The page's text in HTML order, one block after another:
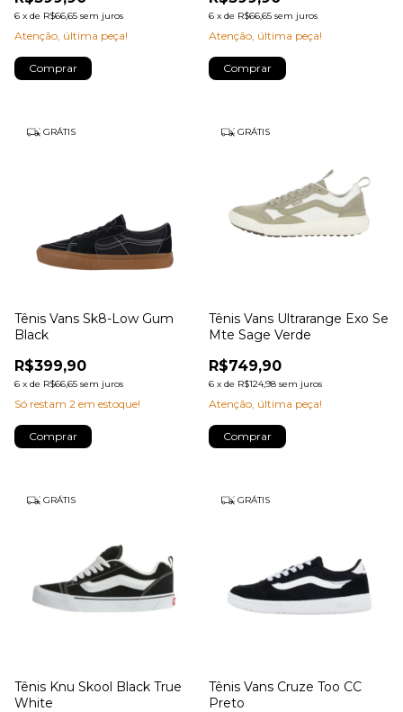
6 x de R$66,65 sem juros
Atenção, última peça!
Comprar
6 x de R$66,65 sem juros
Atenção, última peça!
Comprar
GRÁTIS
Tênis Vans Sk8-Low Gum
Black
R$399,90
6 x de R$66,65 sem juros
Só restam 2 em estoque!
Comprar
GRÁTIS
Tênis Vans Ultrarange Exo Se
Mte Sage Verde
R$749,90
6 x de R$124,98 sem juros
Atenção, última peça!
Comprar
GRÁTIS
Tênis Knu Skool Black True
White
GRÁTIS
Tênis Vans Cruze Too CC
Preto